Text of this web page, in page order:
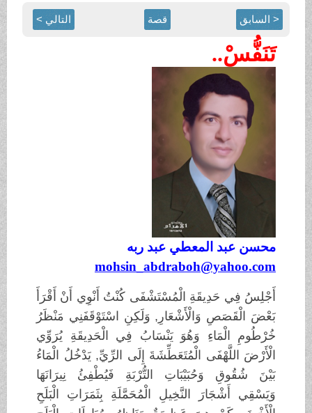
< السابق قصة التالي >
تَنَفُّسْ..
محسن عبد المعطي عبد ربه
mohsin_abdraboh@yahoo.com
أَجْلِسُ فِي حَدِيقَةِ الْمُسْتَشْفَى كُنْتُ أَنْوِي أَنْ أَقْرَأَ
بَعْضَ الْقَصَصِ وَالْأَشْعَارِ, وَلَكِنِ اسْتَوْقَفَنِي مَنْظَرُ
خُرْطُومِ الْمَاءِ وَهُوَ يَنْسَابُ فِي الْحَدِيقَةِ يُرَوِّي
الْأَرْضَ اللَّهْفَى الْمُتَعَطِّشَةَ إِلَى الرِّيِّ, يَدْخُلُ الْمَاءُ
بَيْنَ شُقُوقِ وَحُبَيْبَاتِ التُّرْبَةِ فَيُطْفِئُ نِيرَانَهَا
وَيَسْقِي أَشْجَارَ النَّخِيلِ الْمُحَمَّلَةِ بِثَمَرَاتِ الْبَلَحِ